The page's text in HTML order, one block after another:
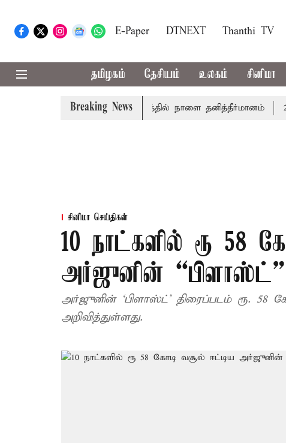
E-Paper DTNEXT Thanthi TV
தமிழகம் தேசியம் உலகம் சினிமா
Breaking News
வாழ்த்து: சட்டமன்றத்தில் நாளை தனித்தீர்மானம் 23
சினிமா செய்திகள்
10 நாட்களில் ரூ 58
அர்ஜுனின் “பிளாஸ்ட்”
அர்ஜுனின் ‘பிளாஸ்ட்’ திரைப்படம் ரூ. 58
அறிவித்துள்ளது.